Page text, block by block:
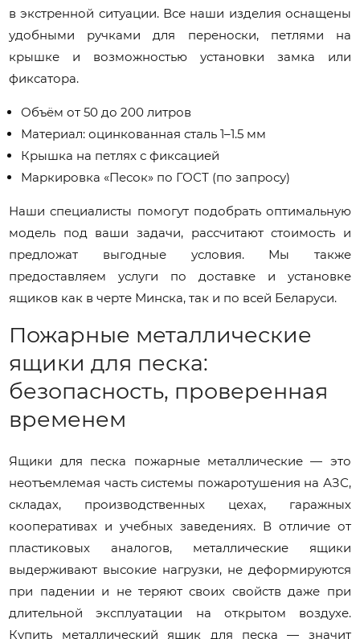
в экстренной ситуации. Все наши изделия оснащены
удобными ручками для переноски, петлями на
крышке и возможностью установки замка или
фиксатора.
Объём от 50 до 200 литров
Материал: оцинкованная сталь 1–1.5 мм
Крышка на петлях с фиксацией
Маркировка «Песок» по ГОСТ (по запросу)
Наши специалисты помогут подобрать оптимальную
модель под ваши задачи, рассчитают стоимость и
предложат выгодные условия. Мы также
предоставляем услуги по доставке и установке
ящиков как в черте Минска, так и по всей Беларуси.
Пожарные металлические
ящики для песка:
безопасность, проверенная
временем
Ящики для песка пожарные металлические — это
неотъемлемая часть системы пожаротушения на АЗС,
складах, производственных цехах, гаражных
кооперативах и учебных заведениях. В отличие от
пластиковых аналогов, металлические ящики
выдерживают высокие нагрузки, не деформируются
при падении и не теряют своих свойств даже при
длительной эксплуатации на открытом воздухе.
Купить металлический ящик для песка — значит